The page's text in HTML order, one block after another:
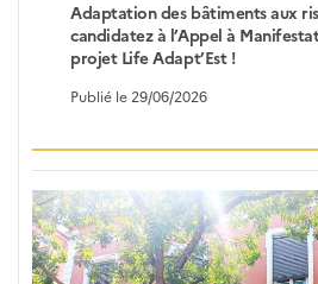
Adaptation des bâtiments aux
candidatez à l’Appel à
projet Life Adapt’Est !
Publié le 29/06/2026